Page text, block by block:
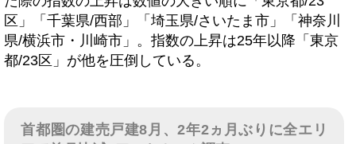
区」「千葉県/西部」「埼玉県/さいたま市」「神奈川
県/横浜市・川崎市」。指数の上昇は25年以降「東京
都/23区」が他を圧倒している。
首都圏の建売戸建8月、2年2ヵ月ぶりに全エリ